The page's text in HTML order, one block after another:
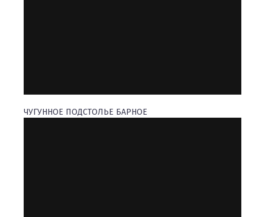
ЧУГУННОЕ ПОДСТОЛЬЕ БАРНОЕ